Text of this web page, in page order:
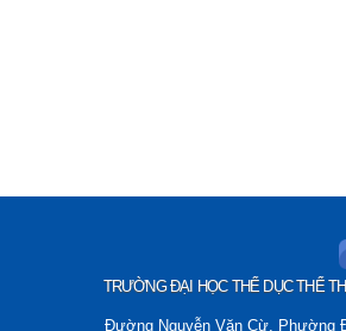
TRƯỜNG ĐẠI HỌC THỂ DỤC THỂ
Đường Nguyễn Văn Cừ, Phường